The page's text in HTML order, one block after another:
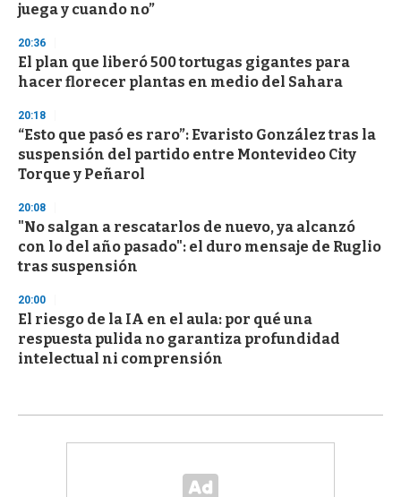
juega y cuando no”
20:36
El plan que liberó 500 tortugas gigantes para
hacer florecer plantas en medio del Sahara
20:18
“Esto que pasó es raro”: Evaristo González tras la
suspensión del partido entre Montevideo City
Torque y Peñarol
20:08
"No salgan a rescatarlos de nuevo, ya alcanzó
con lo del año pasado": el duro mensaje de Ruglio
tras suspensión
20:00
El riesgo de la IA en el aula: por qué una
respuesta pulida no garantiza profundidad
intelectual ni comprensión